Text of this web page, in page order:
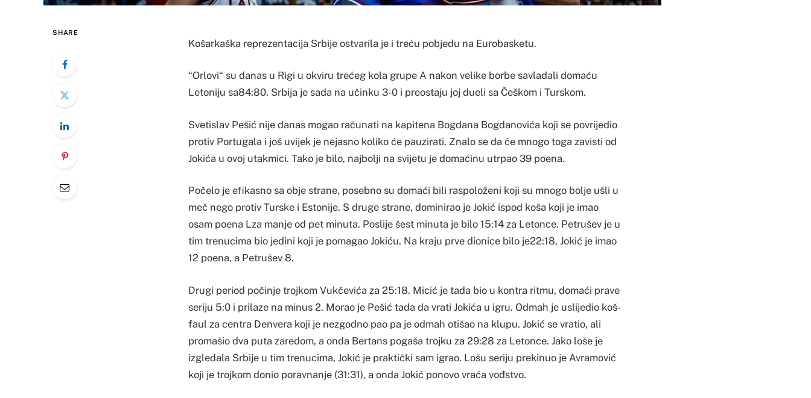
SHARE
Košarkaška reprezentacija Srbije ostvarila je i treću pobjedu na Eurobasketu.
“Orlovi“ su danas u Rigi u okviru trećeg kola grupe A nakon velike borbe savladali domaću
Letoniju sa84:80. Srbija je sada na učinku 3-0 i preostaju joj dueli sa Češkom i Turskom.
Svetislav Pešić nije danas mogao računati na kapitena Bogdana Bogdanovića koji se povrijedio
protiv Portugala i još uvijek je nejasno koliko će pauzirati. Znalo se da će mnogo toga zavisti od
Jokića u ovoj utakmici. Tako je bilo, najbolji na svijetu je domaćinu utrpao 39 poena.
Počelo je efikasno sa obje strane, posebno su domaći bili raspoloženi koji su mnogo bolje ušli u
meč nego protiv Turske i Estonije. S druge strane, dominirao je Jokić ispod koša koji je imao
osam poena Lza manje od pet minuta. Poslije šest minuta je bilo 15:14 za Letonce. Petrušev je u
tim trenucima bio jedini koji je pomagao Jokiću. Na kraju prve dionice bilo je22:18, Jokić je imao
12 poena, a Petrušev 8.
Drugi period počinje trojkom Vukčevića za 25:18. Micić je tada bio u kontra ritmu, domaći prave
seriju 5:0 i prilaze na minus 2. Morao je Pešić tada da vrati Jokića u igru. Odmah je uslijedio koš-
faul za centra Denvera koji je nezgodno pao pa je odmah otišao na klupu. Jokić se vratio, ali
promašio dva puta zaredom, a onda Bertans pogaša trojku za 29:28 za Letonce. Jako loše je
izgledala Srbije u tim trenucima, Jokić je praktički sam igrao. Lošu seriju prekinuo je Avramović
koji je trojkom donio poravnanje (31:31), a onda Jokić ponovo vraća vođstvo.